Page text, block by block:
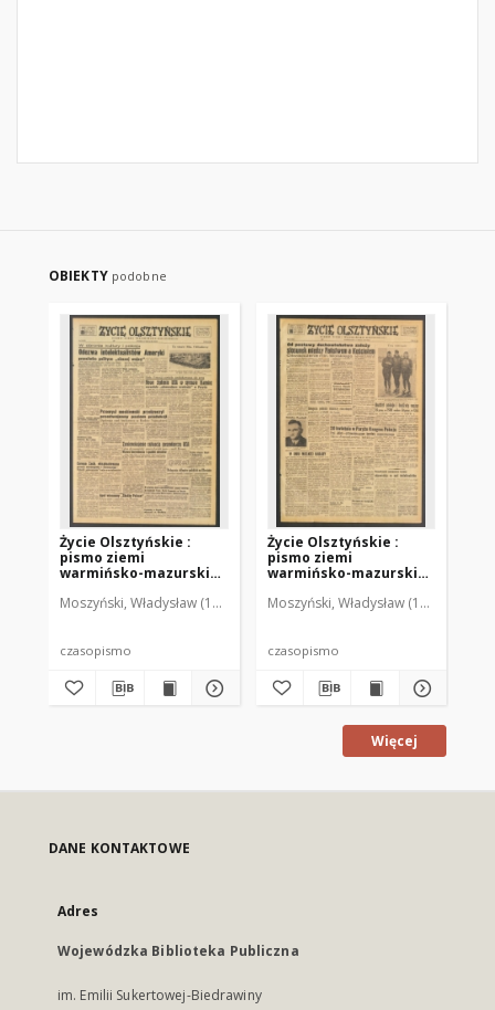
OBIEKTY podobne
Życie Olsztyńskie :
pismo ziemi
warmińsko-mazurskiej,
Moszyński, Władysław (1922-2001). Red. Mroczkowski, Włodzimierz
czasopismo
Życie Olsztyńskie :
pismo ziemi
warmińsko-mazurskiej,
Moszyński, Władysław (1922-2001).
czasopismo
Więcej
DANE KONTAKTOWE
Adres
Wojewódzka Biblioteka Publiczna
im. Emilii Sukertowej-Biedrawiny